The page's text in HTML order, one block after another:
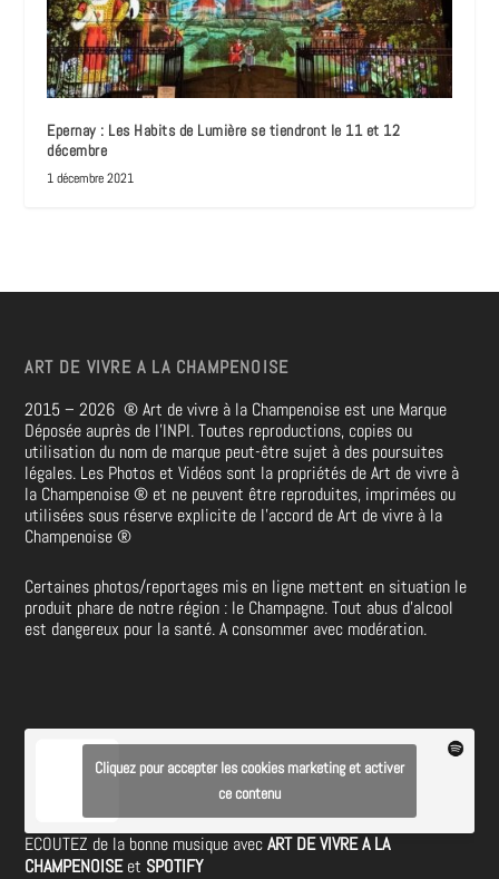
Epernay : Les Habits de Lumière se tiendront le 11 et 12
décembre
1 décembre 2021
ART DE VIVRE A LA CHAMPENOISE
2015 – 2026®Art de vivre à la Champenoise est une Marque
Déposée auprès de l’INPI. Toutes reproductions, copies ou
utilisation du nom de marque peut-être sujet à des poursuites
légales. Les Photos et Vidéos sont la propriétés de Art de vivre à
la Champenoise® et ne peuvent être reproduites, imprimées ou
utilisées sous réserve explicite de l’accord de Art de vivre à la
Champenoise®
Certaines photos/reportages mis en ligne mettent en situation le
produit phare de notre région : le Champagne. Tout abus d’alcool
est dangereux pour la santé. A consommer avec modération.
Cliquez pour accepter les cookies marketing et activer
ce contenu
ECOUTEZ de la bonne musique avecART DE VIVRE A LA
CHAMPENOISEet SPOTIFY